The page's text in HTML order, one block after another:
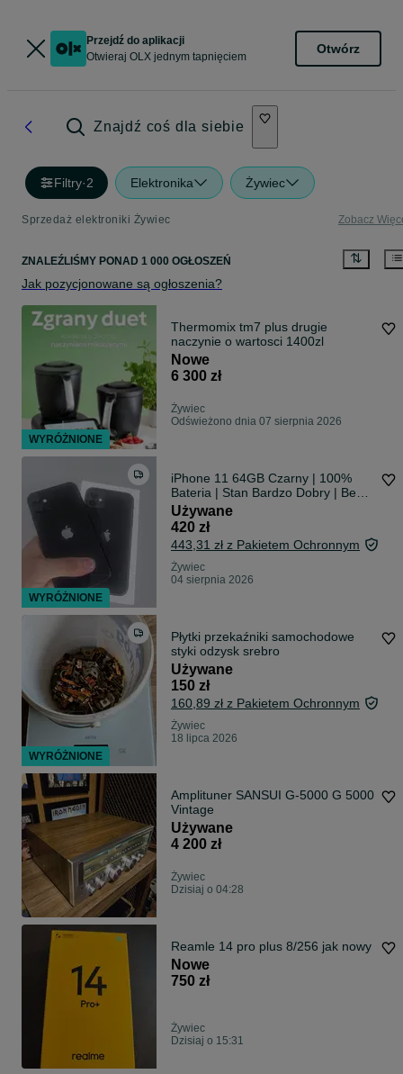
Przejdź do aplikacji
Otwieraj OLX jednym tapnięciem
Otwórz
Znajdź coś dla siebie
Filtry·2 Elektronika Żywiec
Sprzedaż elektroniki Żywiec Zobacz
ZNALEŹLIŚMY PONAD 1 000 OGŁOSZEŃ
Jak pozycjonowane są ogłoszenia?
Thermomix tm7 plus drugie
naczynie o wartosci 1400zl
Nowe
6 300 zł
Żywiec
Odświeżono dnia 07 sierpnia 2026
iPhone 11 64GB Czarny | 100%
Bateria | Stan Bardzo Dobry | Bez
Blokad
Używane
420 zł
443,31 zł z Pakietem Ochronnym
Żywiec
04 sierpnia 2026
Płytki przekaźniki samochodowe
styki odzysk srebro
Używane
150 zł
160,89 zł z Pakietem Ochronnym
Żywiec
18 lipca 2026
Amplituner SANSUI G-5000 G 5000
Vintage
Używane
4 200 zł
Żywiec
Dzisiaj o 04:28
Reamle 14 pro plus 8/256 jak nowy
Nowe
750 zł
Żywiec
Dzisiaj o 15:31
WYRÓŻNIONE
WYRÓŻNIONE
WYRÓŻNIONE